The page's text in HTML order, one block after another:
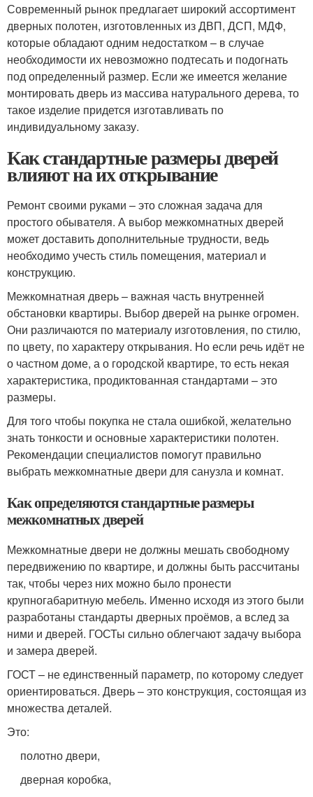
Современный рынок предлагает широкий ассортимент
дверных полотен, изготовленных из ДВП, ДСП, МДФ,
которые обладают одним недостатком – в случае
необходимости их невозможно подтесать и подогнать
под определенный размер. Если же имеется желание
монтировать дверь из массива натурального дерева, то
такое изделие придется изготавливать по
индивидуальному заказу.
Как стандартные размеры дверей
влияют на их открывание
Ремонт своими руками – это сложная задача для
простого обывателя. А выбор межкомнатных дверей
может доставить дополнительные трудности, ведь
необходимо учесть стиль помещения, материал и
конструкцию.
Межкомнатная дверь – важная часть внутренней
обстановки квартиры. Выбор дверей на рынке огромен.
Они различаются по материалу изготовления, по стилю,
по цвету, по характеру открывания. Но если речь идёт не
о частном доме, а о городской квартире, то есть некая
характеристика, продиктованная стандартами – это
размеры.
Для того чтобы покупка не стала ошибкой, желательно
знать тонкости и основные характеристики полотен.
Рекомендации специалистов помогут правильно
выбрать межкомнатные двери для санузла и комнат.
Как определяются стандартные размеры
межкомнатных дверей
Межкомнатные двери не должны мешать свободному
передвижению по квартире, и должны быть рассчитаны
так, чтобы через них можно было пронести
крупногабаритную мебель. Именно исходя из этого были
разработаны стандарты дверных проёмов, а вслед за
ними и дверей. ГОСТы сильно облегчают задачу выбора
и замера дверей.
ГОСТ – не единственный параметр, по которому следует
ориентироваться. Дверь – это конструкция, состоящая из
множества деталей.
Это:
полотно двери,
дверная коробка,